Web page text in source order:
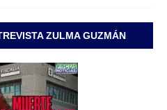
ZULMA GUZMÁN